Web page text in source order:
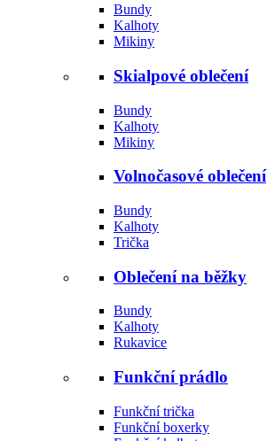
Bundy
Kalhoty
Mikiny
Skialpové oblečení
Bundy
Kalhoty
Mikiny
Volnočasové oblečení
Bundy
Kalhoty
Trička
Oblečení na běžky
Bundy
Kalhoty
Rukavice
Funkční prádlo
Funkční trička
Funkční boxerky